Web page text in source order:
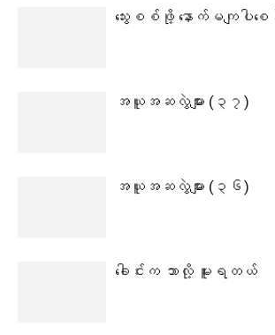
သွေးစစ်ဖို့ နောက်မကျပါစ
အယူအဆလွဲများ (၃၇)
အယူအဆလွဲများ (၃၆)
ခေါင်းက ဘာလို့ မူးရတယ်